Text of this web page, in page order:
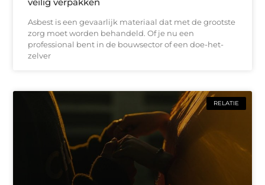
Asbest is een gevaarlijk materiaal dat met de grootste
zorg moet worden behandeld. Of je nu een
professional bent in de bouwsector of een doe-het-
zelver
RELATIE